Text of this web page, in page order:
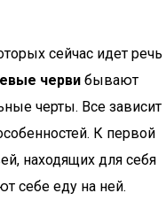
сейчас идет речь
черви бывают
черты. Все зависит
К первой
находящих для себя
себе еду на ней.